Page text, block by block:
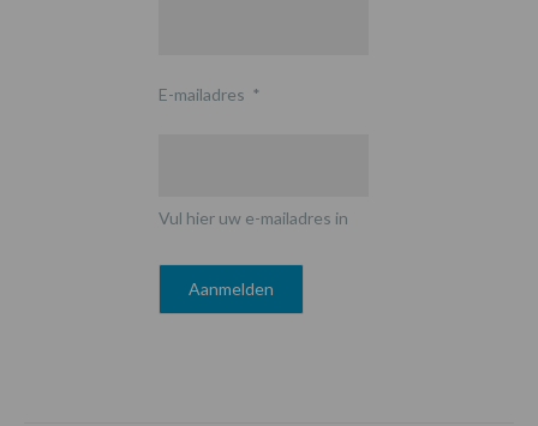
E-mailadres *
Vul hier uw e-mailadres in